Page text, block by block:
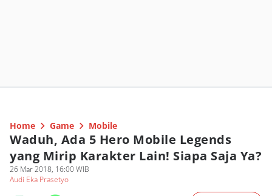
Home Game Mobile
Waduh, Ada 5 Hero Mobile Legends
yang Mirip Karakter Lain! Siapa Saja Ya?
26 Mar 2018, 16:00 WIB
Audi Eka Prasetyo